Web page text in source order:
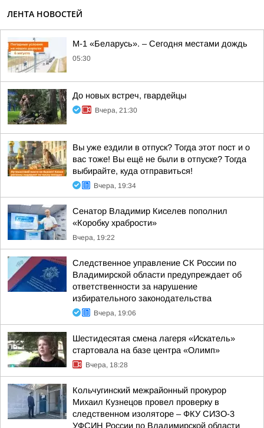
ЛЕНТА НОВОСТЕЙ
М-1 «Беларусь». – Сегодня местами дождь
05:30
До новых встреч, гвардейцы
Вчера, 21:30
Вы уже ездили в отпуск? Тогда этот пост и о
вас тоже! Вы ещё не были в отпуске? Тогда
выбирайте, куда отправиться!
Вчера, 19:34
Сенатор Владимир Киселев пополнил
«Коробку храбрости»
Вчера, 19:22
Следственное управление СК России по
Владимирской области предупреждает об
ответственности за нарушение
избирательного законодательства
Вчера, 19:06
Шестидесятая смена лагеря «Искатель»
стартовала на базе центра «Олимп»
Вчера, 18:28
Кольчугинский межрайонный прокурор
Михаил Кузнецов провел проверку в
следственном изоляторе – ФКУ СИЗО-3
УФСИН России по Владимирской области